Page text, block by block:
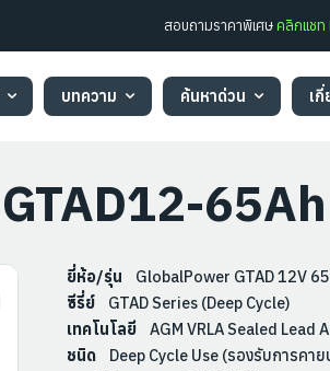
สอบถามราคาพิเศษ คลิกแชท
บทความ ค้นหาด่วน เ
GTAD12-65Ah
ยี่ห้อ/รุ่น GlobalPower GTAD 12V
ซีรี่ย์ GTAD Series (Deep Cycle)
เทคโนโลยี AGM VRLA Sealed Lead
ชนิด Deep Cycle Use (รองรับการคา